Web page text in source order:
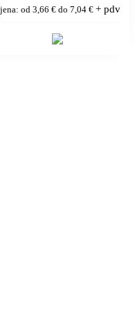
od 3,66 € do 7,04 € + pdv